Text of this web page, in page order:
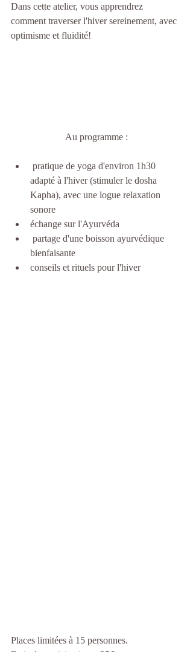
Dans cette atelier, vous apprendrez
comment traverser l'hiver sereinement, avec
optimisme et fluidité!
Au programme :
adapté à l'hiver (stimuler le dosha
Kapha), avec une logue relaxation
sonore
échange sur l'Ayurvéda
bienfaisante
conseils et rituels pour l'hiver
Places limitées à 15 personnes.